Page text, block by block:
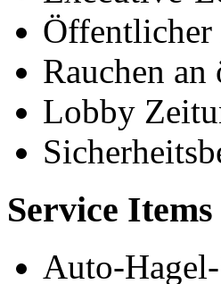
Rauchen
Lobby
Service Items
Auto-